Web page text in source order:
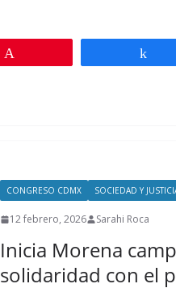
CONGRESO CDMX SOCIEDAD Y
12 febrero, 2026 Sarahi Roca
Inicia Morena
solidaridad con el